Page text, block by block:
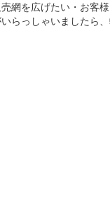
網を広げたい・お客
らっしゃいましたら